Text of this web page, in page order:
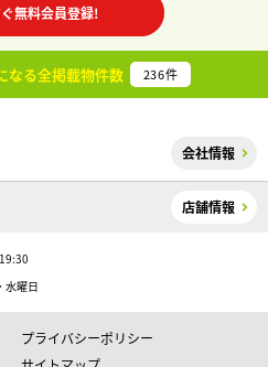
無料会員登録!
なる全掲載物件数 236件
会社情報
店舗情報
曜日
プライバシーポリシー